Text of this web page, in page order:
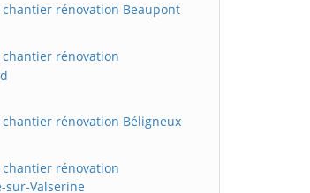
rénovation Beaupont
rénovation
rénovation Béligneux
rénovation
sur-Valserine